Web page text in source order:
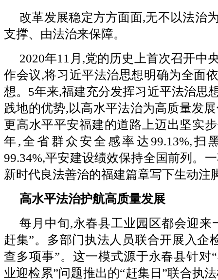
改革发展稳定方方面面,无不以法治
支撑、由法治来保障。
2020年11月,党的历史上首次召开中
作会议,将习近平法治思想明确为全面
想。5年来,福建充分发挥习近平法治思
践地的优势,以高水平法治为高质量发
更高水平平安福建的道路上迈出坚实
年,全省群众安全感率达99.13%,扫
99.34%,平安建设绩效保持全国前列。
新时代良法善治的福建篇章写下生动注
高水平法治护航高质量发展
每月中旬,永春县工业园区都会迎来
赶集”。多部门执法人员联合开展入企
查多项事”。这一模式源于永春县针对
业迎检累”问题推出的“赶集日”联合执